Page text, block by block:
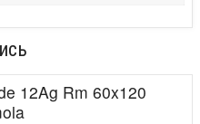
12Ag Rm 60x120